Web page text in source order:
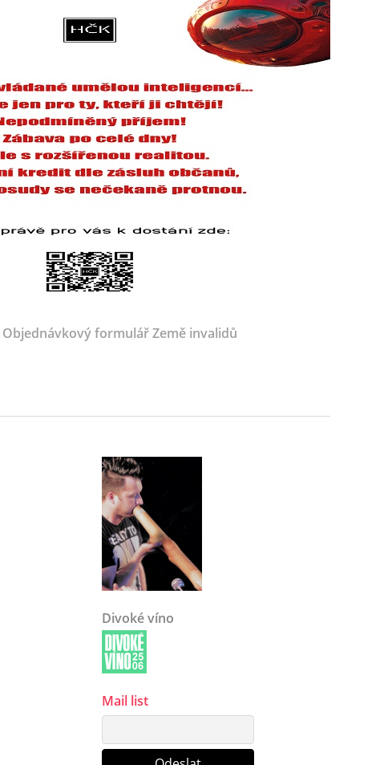
Objednávkový formulář Země invalidů
Divoké víno
Mail list